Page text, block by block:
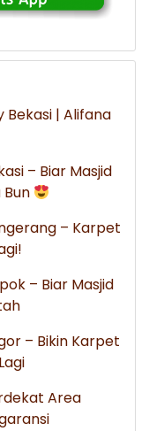
Bekasi | Alifana
– Biar Masjid
– Karpet
– Biar Masjid
– Bikin Karpet
Area